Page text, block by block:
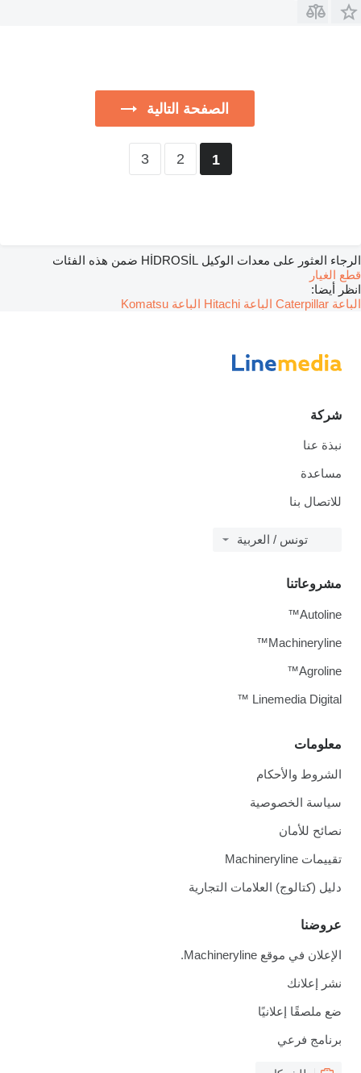
الصفحة التالية
1
2
3
الرجاء العثور على معدات الوكيل HİDROSİL ضمن هذه الفئات
قطع الغيار
انظر أيضا:
الباعة Caterpillar
الباعة Hitachi الباعة Komatsu
شركة
نبذة عنا
مساعدة
للاتصال بنا
تونس / العربية
معلومات
الشروط والأحكام
سياسة الخصوصية
نصائح للأمان
تقييمات Machineryline
دليل (كتالوج) العلامات التجارية
عروضنا
الإعلان في موقع Machineryline.
نشر إعلانك
ضع ملصقًا إعلانيًا
برنامج فرعي
مشروعاتنا
Autoline™
Machineryline™
Agroline™
Linemedia Digital ™